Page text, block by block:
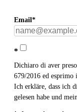
Email*
*
Dichiaro di aver
679/2016 ed esprimo
Ich erkläre, dass ich
gelesen habe und